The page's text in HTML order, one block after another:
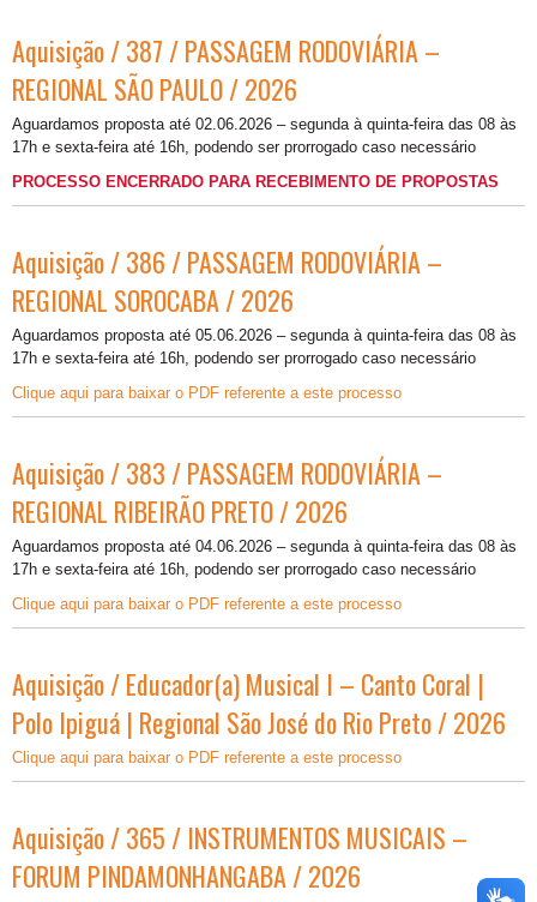
Aquisição / 387 / PASSAGEM RODOVIÁRIA –
REGIONAL SÃO PAULO / 2026
Aguardamos proposta até 02.06.2026 – segunda à quinta-feira das 08 às
17h e sexta-feira até 16h, podendo ser prorrogado caso necessário
PROCESSO ENCERRADO PARA RECEBIMENTO DE PROPOSTAS
Aquisição / 386 / PASSAGEM RODOVIÁRIA –
REGIONAL SOROCABA / 2026
Aguardamos proposta até 05.06.2026 – segunda à quinta-feira das 08 às
17h e sexta-feira até 16h, podendo ser prorrogado caso necessário
Clique aqui para baixar o PDF referente a este processo
Aquisição / 383 / PASSAGEM RODOVIÁRIA –
REGIONAL RIBEIRÃO PRETO / 2026
Aguardamos proposta até 04.06.2026 – segunda à quinta-feira das 08 às
17h e sexta-feira até 16h, podendo ser prorrogado caso necessário
Clique aqui para baixar o PDF referente a este processo
Aquisição / Educador(a) Musical I – Canto Coral |
Polo Ipiguá | Regional São José do Rio Preto / 2026
Clique aqui para baixar o PDF referente a este processo
Aquisição / 365 / INSTRUMENTOS MUSICAIS –
FORUM PINDAMONHANGABA / 2026